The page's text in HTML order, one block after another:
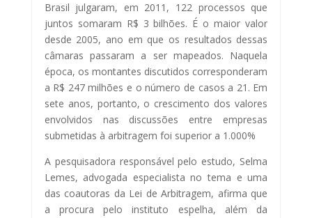
Brasil julgaram, em 2011, 122 processos que
juntos somaram R$ 3 bilhões. É o maior valor
desde 2005, ano em que os resultados dessas
câmaras passaram a ser mapeados. Naquela
época, os montantes discutidos corresponderam
a R$ 247 milhões e o número de casos a 21. Em
sete anos, portanto, o crescimento dos valores
envolvidos nas discussões entre empresas
submetidas à arbitragem foi superior a 1.000%
A pesquisadora responsável pelo estudo, Selma
Lemes, advogada especialista no tema e uma
das coautoras da Lei de Arbitragem, afirma que
a procura pelo instituto espelha, além da